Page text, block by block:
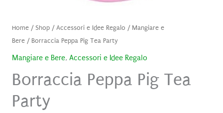
Home/ Shop/Accessori e Idee Regalo / Mangiare e
Bere/ Borraccia Peppa Pig Tea Party
Mangiare e Bere, Accessori e Idee Regalo
Borraccia Peppa Pig Tea
Party